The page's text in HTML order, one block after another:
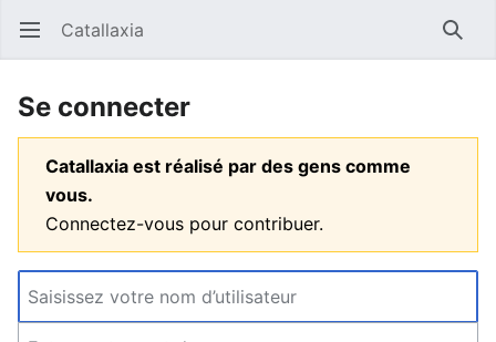
Ouvrir le menu principal Catallaxia
Se connecter
Catallaxia est réalisé par des gens comme
vous.
Connectez-vous pour contribuer.